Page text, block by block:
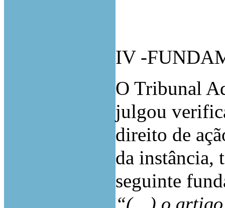
IV -
O Tribunal
julgou
direito de
da instância,
seguinte
“(…) o artigo